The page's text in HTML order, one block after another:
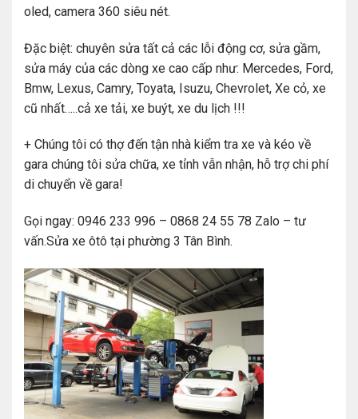
oled, camera 360 siêu nét.
Đặc biệt: chuyên sửa tất cả các lỗi động cơ, sửa gầm,
sửa máy của các dòng xe cao cấp như: Mercedes, Ford,
Bmw, Lexus, Camry, Toyata, Isuzu, Chevrolet, Xe cỏ, xe
cũ nhất…..cả xe tải, xe buýt, xe du lịch !!!
+ Chúng tôi có thợ đến tận nhà kiểm tra xe và kéo về
gara chúng tôi sửa chữa, xe tỉnh vẫn nhận, hỗ trợ chi phí
di chuyển về gara!
Gọi ngay: 0946 233 996 – 0868 24 55 78 Zalo – tư
vấn.Sửa xe ôtô tại phường 3 Tân Bình.